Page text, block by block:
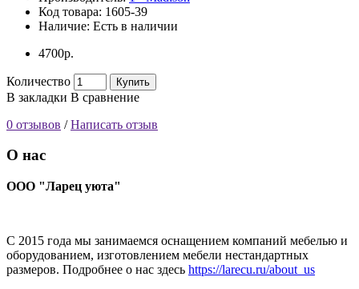
Код товара: 1605-39
Наличие: Есть в наличии
4700р.
Количество Купить
В закладки В сравнение
0 отзывов /Написать отзыв
О нас
ООО "Ларец уюта"
С 2015 года мы занимаемся оснащением компаний мебелью и
оборудованием, изготовлением мебели нестандартных
размеров. Подробнее о нас здесь https://larecu.ru/about_us